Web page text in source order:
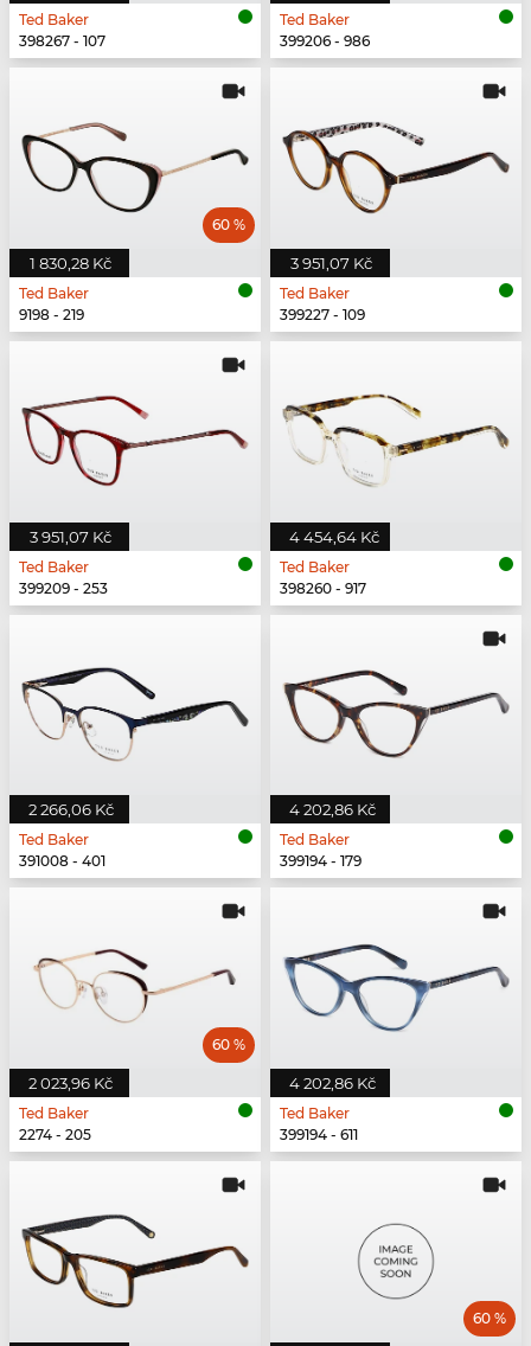
Ted Baker
398267 - 107
Ted Baker
399206 - 986
1 830,28 Kč
60 %
Ted Baker
9198 - 219
3 951,07 Kč
Ted Baker
399227 - 109
3 951,07 Kč
Ted Baker
399209 - 253
4 454,64 Kč
Ted Baker
398260 - 917
2 266,06 Kč
Ted Baker
391008 - 401
4 202,86 Kč
Ted Baker
399194 - 179
2 023,96 Kč
60 %
Ted Baker
2274 - 205
4 202,86 Kč
Ted Baker
399194 - 611
60 %